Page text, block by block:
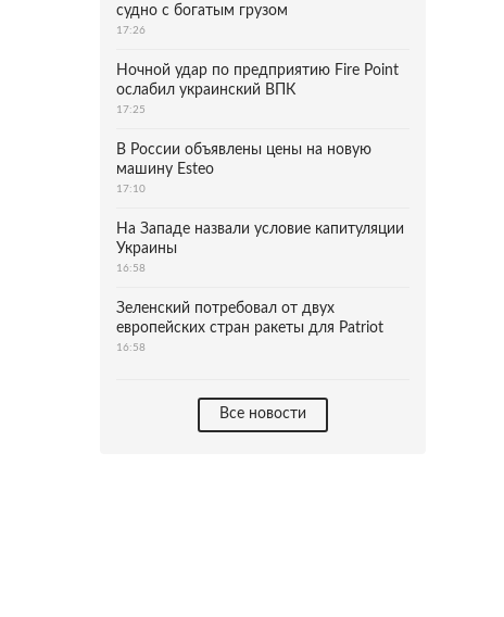
судно с богатым грузом
17:26
Ночной удар по предприятию Fire Point
ослабил украинский ВПК
17:25
В России объявлены цены на новую
машину Esteo
17:10
На Западе назвали условие капитуляции
Украины
16:58
Зеленский потребовал от двух
европейских стран ракеты для Patriot
16:58
Все новости